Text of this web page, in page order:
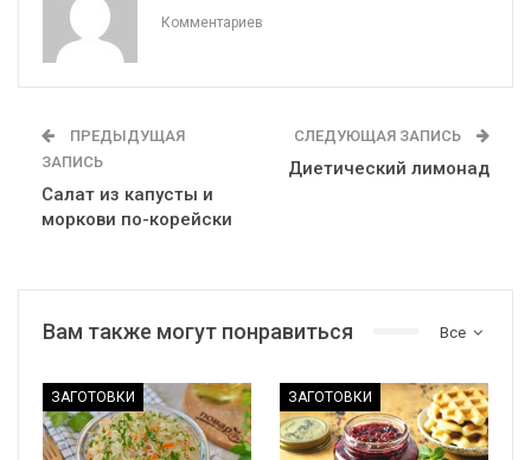
Комментариев
ПРЕДЫДУЩАЯ
ЗАПИСЬ
Салат из капусты и
моркови по-корейски
СЛЕДУЮЩАЯ ЗАПИСЬ
Диетический лимонад
Все
Вам также могут понравиться
ЗАГОТОВКИ ЗАГОТОВКИ